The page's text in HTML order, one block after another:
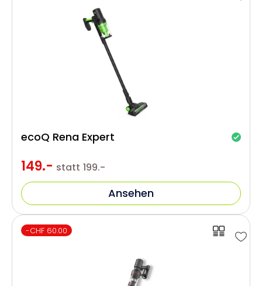
149.- statt 199.-
ecoQ Rena Expert
Ansehen
-CHF 60.00